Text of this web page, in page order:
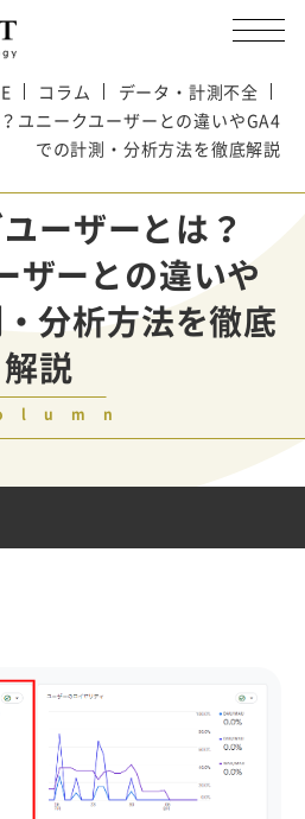
コラム
データ・計測不全
ユニークユーザーとの違いやGA4
での計測・分析方法を徹底解説
ーザーとは？
ザーとの違いや
分析方法を徹底
解説